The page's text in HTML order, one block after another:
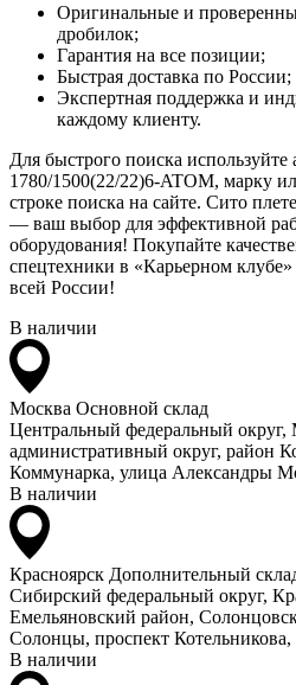
Оригинальные и
дробилок;
Гарантия на все позиции;
Быстрая доставка по России;
Экспертная поддержка и
каждому клиенту.
Для быстрого поиска используйте
1780/1500(22/22)6-ATOM, марку
строке поиска на сайте. Сито
— ваш выбор для эффективной
оборудования! Покупайте
спецтехники в «Карьерном
всей России!
В наличии
Москва Основной склад
Центральный федеральный
административный округ, район
Коммунарка, улица Александры
В наличии
Красноярск Дополнительный
Сибирский федеральный округ,
Емельяновский район,
Солонцы, проспект Котельникова,
В наличии